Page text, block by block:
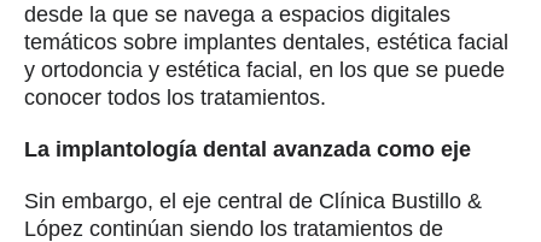
desde la que se navega a espacios digitales
temáticos sobre implantes dentales, estética facial
y ortodoncia y estética facial, en los que se puede
conocer todos los tratamientos.
La implantología dental avanzada como eje
Sin embargo, el eje central de Clínica Bustillo &
López continúan siendo los tratamientos de